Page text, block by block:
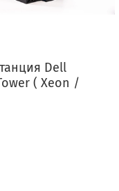
Dell
( Xeon /